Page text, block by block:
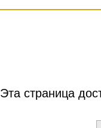
Эта страница